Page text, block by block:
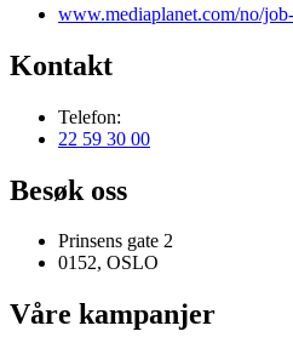
www.mediaplanet.com/no/
Kontakt
Telefon:
22 59 30 00
Besøk oss
Prinsens gate 2
0152, OSLO
Våre kampanjer